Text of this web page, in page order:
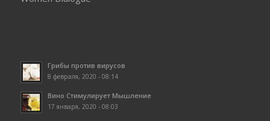
Грибы против вирусов
8 февраля, 2020 - 08:14
Вино Стимулирует Мышление
17 января, 2020 - 08:03